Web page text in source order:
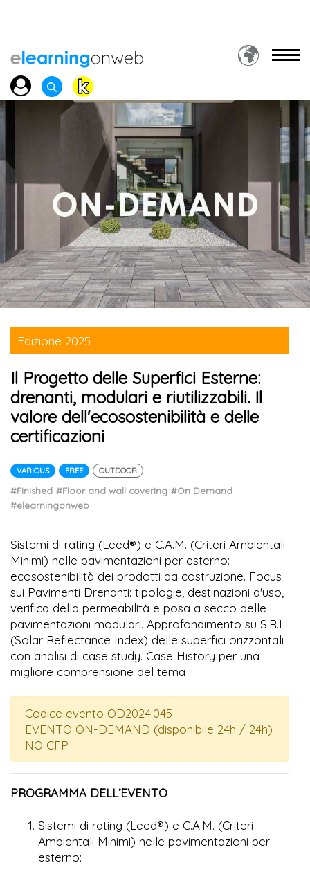
Edizione 2025
Il Progetto delle Superfici Esterne:
drenanti, modulari e riutilizzabili. Il
valore dell'ecosostenibilità e delle
certificazioni
VARIOUS FREE OUTDOOR
#Finished #Floor and wall covering #On Demand
#elearningonweb
Sistemi di rating (Leed®) e C.A.M. (Criteri Ambientali
Minimi) nelle pavimentazioni per esterno:
ecosostenibilità dei prodotti da costruzione. Focus
sui Pavimenti Drenanti: tipologie, destinazioni d'uso,
verifica della permeabilità e posa a secco delle
pavimentazioni modulari. Approfondimento su S.R.I
(Solar Reflectance Index) delle superfici orizzontali
con analisi di case study. Case History per una
migliore comprensione del tema
Codice evento OD2024.045
EVENTO ON-DEMAND (disponibile 24h / 24h)
NO CFP
PROGRAMMA DELL’EVENTO
Sistemi di rating (Leed®) e C.A.M. (Criteri
Ambientali Minimi) nelle pavimentazioni per
esterno: